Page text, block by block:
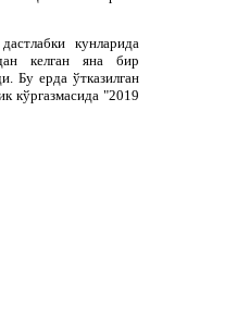
кунларида
келган яна бир
Бу ерда ўтказилган
кўргазмасида "2019